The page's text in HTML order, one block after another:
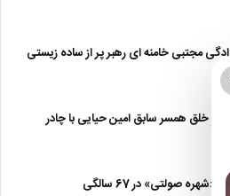
مجتبی خامنه ای رهبر پر از ساده زیستی
خلق همسر سابق امین حیایی با چادر
صولتی» در 67 سالگی